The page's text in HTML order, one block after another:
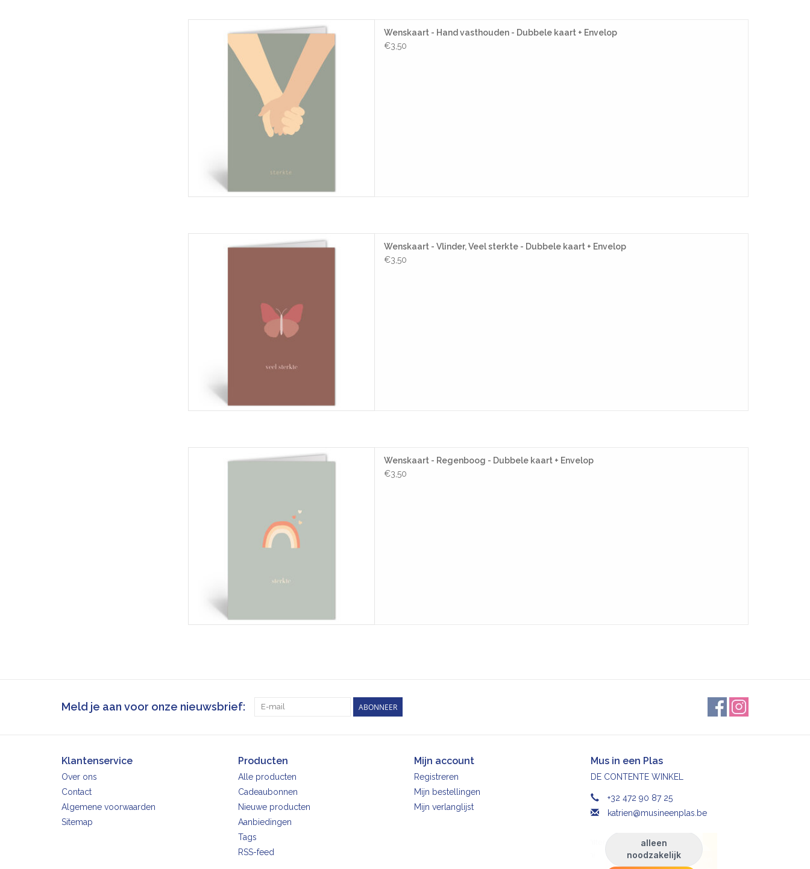
Deelneming Wenskaart - Hand vasthouden -
Dubbele kaart + Envelop
TOEVOEGEN AAN WINKELWAGEN
Wenskaart - Hand vasthouden - Dubbele kaart + Envelop
€3,50
Deelneming Wenskaart - Vlinder, Veel sterkte -
Wenskaart - Vlinder, Veel sterkte - Dubbele kaart + Envelop
€3,50
Deelneming Wenskaart - Regenboog - Dubbele
Wenskaart - Regenboog - Dubbele kaart + Envelop
€3,50
Meld je aan voor onze nieuwsbrief: ABONNEER
Klantenservice
Over ons
Contact
Algemene voorwaarden
Sitemap
Producten
Alle producten
Cadeaubonnen
Nieuwe producten
Aanbiedingen
Tags
RSS-feed
Mijn account
Registreren
Mijn bestellingen
Mijn verlanglijst
Mus in een Plas
DE CONTENTE WINKEL
+32 472 90 87 25
katrien@musineenplas.be